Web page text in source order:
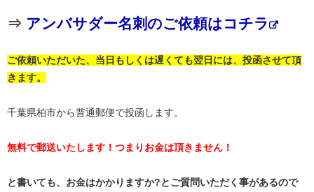
⇒ アンバサダー名刺のご依頼はコチラ
ご依頼いただいた、当日もしくは遅くても翌日には、投函させて頂
きます。
千葉県柏市から普通郵便で投函します。
無料で郵送いたします！つまりお金は頂きません！
と書いても、お金はかかりますか?とご質問いただく事があるので